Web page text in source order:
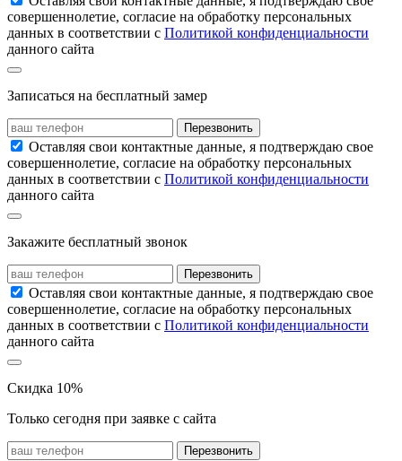
совершеннолетие, согласие на обработку персональных
данных в соответствии с Политикой конфиденциальности
данного сайта
Записаться на бесплатный замер
Перезвонить
Оставляя свои контактные данные, я подтверждаю свое
совершеннолетие, согласие на обработку персональных
данных в соответствии с Политикой конфиденциальности
данного сайта
Закажите бесплатный звонок
Перезвонить
Оставляя свои контактные данные, я подтверждаю свое
совершеннолетие, согласие на обработку персональных
данных в соответствии с Политикой конфиденциальности
данного сайта
Скидка 10%
Только сегодня при заявке с сайта
Перезвонить